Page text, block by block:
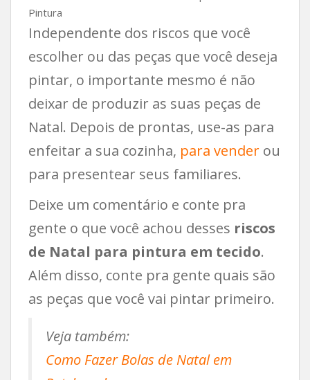
Pintura
Independente dos riscos que você
escolher ou das peças que você deseja
pintar, o importante mesmo é não
deixar de produzir as suas peças de
Natal. Depois de prontas, use-as para
enfeitar a sua cozinha, para vender ou
para presentear seus familiares.
Deixe um comentário e conte pra
gente o que você achou desses riscos
de Natal para pintura em tecido.
Além disso, conte pra gente quais são
as peças que você vai pintar primeiro.
Veja também:
Como Fazer Bolas de Natal em